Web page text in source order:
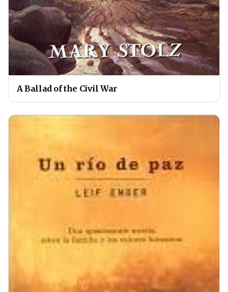
A Ballad of the Civil War